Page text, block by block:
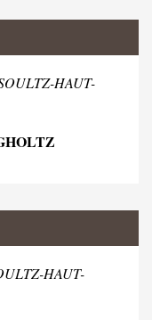
HAUT-
HAUT-